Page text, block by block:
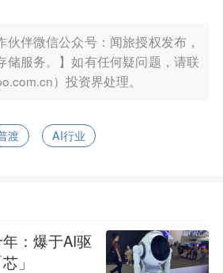
伙伴微信公众号：闻旅授权发布，
储服务。】如有任何疑问题，请联
）投资界处理。
渡 AI行业
：爆于AI驱
」